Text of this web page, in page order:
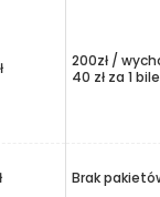
200zł /
40 zł za 1
Brak